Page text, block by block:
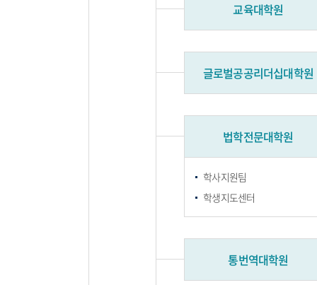
교육대학원
글로벌공공리더십대학원
법학전문대학원
학사지원팀
학생지도센터
통번역대학원